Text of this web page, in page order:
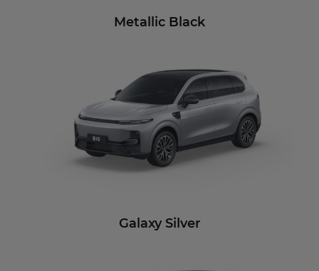
Metallic Black
Galaxy Silver